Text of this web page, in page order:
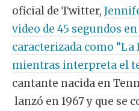
oficial de Twitter,
video de 45 segundos
caracterizada como “La
mientras interpreta el
cantante nacida en
lanzó en 1967 y que se